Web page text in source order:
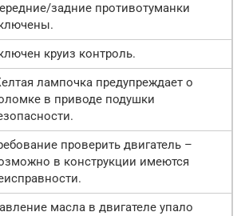
задние противотуманки
круиз контроль.
лампочка предупреждает о
в приводе подушки
проверить двигатель –
в конструкции имеются
масла в двигателе упало